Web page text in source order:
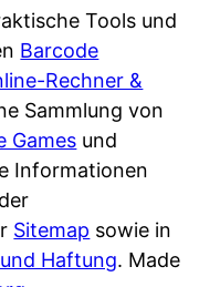
Tools und
Barcode
Rechner &
Sammlung von
Games und
Informationen
Sitemap sowie in
Haftung. Made